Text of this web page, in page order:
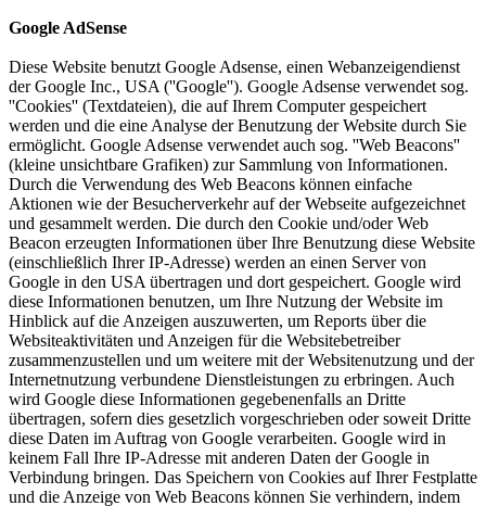
Google AdSense
Diese Website benutzt Google Adsense, einen Webanzeigendienst
der Google Inc., USA (''Google''). Google Adsense verwendet sog.
''Cookies'' (Textdateien), die auf Ihrem Computer gespeichert
werden und die eine Analyse der Benutzung der Website durch Sie
ermöglicht. Google Adsense verwendet auch sog. ''Web Beacons''
(kleine unsichtbare Grafiken) zur Sammlung von Informationen.
Durch die Verwendung des Web Beacons können einfache
Aktionen wie der Besucherverkehr auf der Webseite aufgezeichnet
und gesammelt werden. Die durch den Cookie und/oder Web
Beacon erzeugten Informationen über Ihre Benutzung diese Website
(einschließlich Ihrer IP-Adresse) werden an einen Server von
Google in den USA übertragen und dort gespeichert. Google wird
diese Informationen benutzen, um Ihre Nutzung der Website im
Hinblick auf die Anzeigen auszuwerten, um Reports über die
Websiteaktivitäten und Anzeigen für die Websitebetreiber
zusammenzustellen und um weitere mit der Websitenutzung und der
Internetnutzung verbundene Dienstleistungen zu erbringen. Auch
wird Google diese Informationen gegebenenfalls an Dritte
übertragen, sofern dies gesetzlich vorgeschrieben oder soweit Dritte
diese Daten im Auftrag von Google verarbeiten. Google wird in
keinem Fall Ihre IP-Adresse mit anderen Daten der Google in
Verbindung bringen. Das Speichern von Cookies auf Ihrer Festplatte
und die Anzeige von Web Beacons können Sie verhindern, indem